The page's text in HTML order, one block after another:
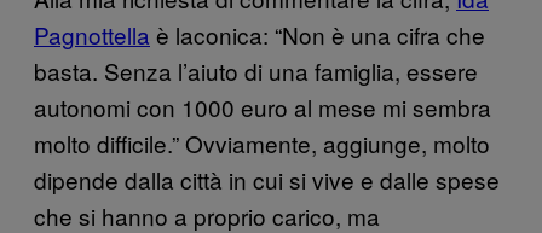
Pagnottella è laconica: “Non è una cifra che
basta. Senza l’aiuto di una famiglia, essere
autonomi con 1000 euro al mese mi sembra
molto difficile.” Ovviamente, aggiunge, molto
dipende dalla città in cui si vive e dalle spese
che si hanno a proprio carico, ma